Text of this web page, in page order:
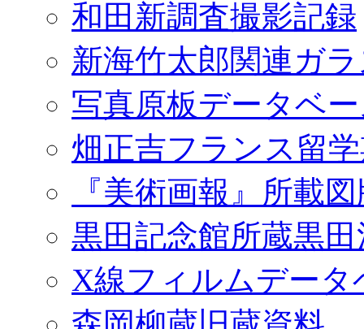
和田新調査撮影記録
新海竹太郎関連ガ
写真原板データベ
畑正吉フランス留
『美術画報』所載
黒田記念館所蔵黒
X線フィルムデータ